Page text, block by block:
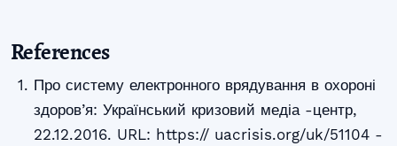
References
Про систему електронного врядування в охороні
здоров’я: Український кризовий медіа -центр,
22.12.2016. URL: https:// uacrisis.org/uk/51104 -